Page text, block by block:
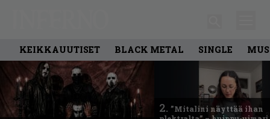
KEIKKAUUTISET BLACK METAL SINGLE
2. ”Mitalini näyttää ihan